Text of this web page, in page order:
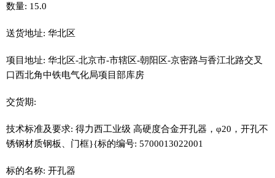
数量: 15.0
送货地址: 华北区
项目地址: 华北区-北京市-市辖区-朝阳区-京密路与香江北路交叉
口西北角中铁电气化局项目部库房
交货期:
技术标准及要求: 得力西工业级 高硬度合金开孔器，φ20，开孔不
锈钢材质钢板、门框}{标的编号: 5700013022001
标的名称: 开孔器